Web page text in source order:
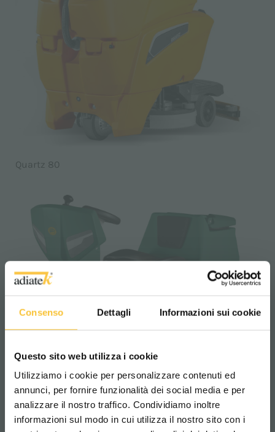
Consenso Dettagli Informazioni sui cookie
Questo sito web utilizza i cookie
Utilizziamo i cookie per personalizzare contenuti ed
annunci, per fornire funzionalità dei social media e per
analizzare il nostro traffico. Condividiamo inoltre
informazioni sul modo in cui utilizza il nostro sito con i
Quartz 80